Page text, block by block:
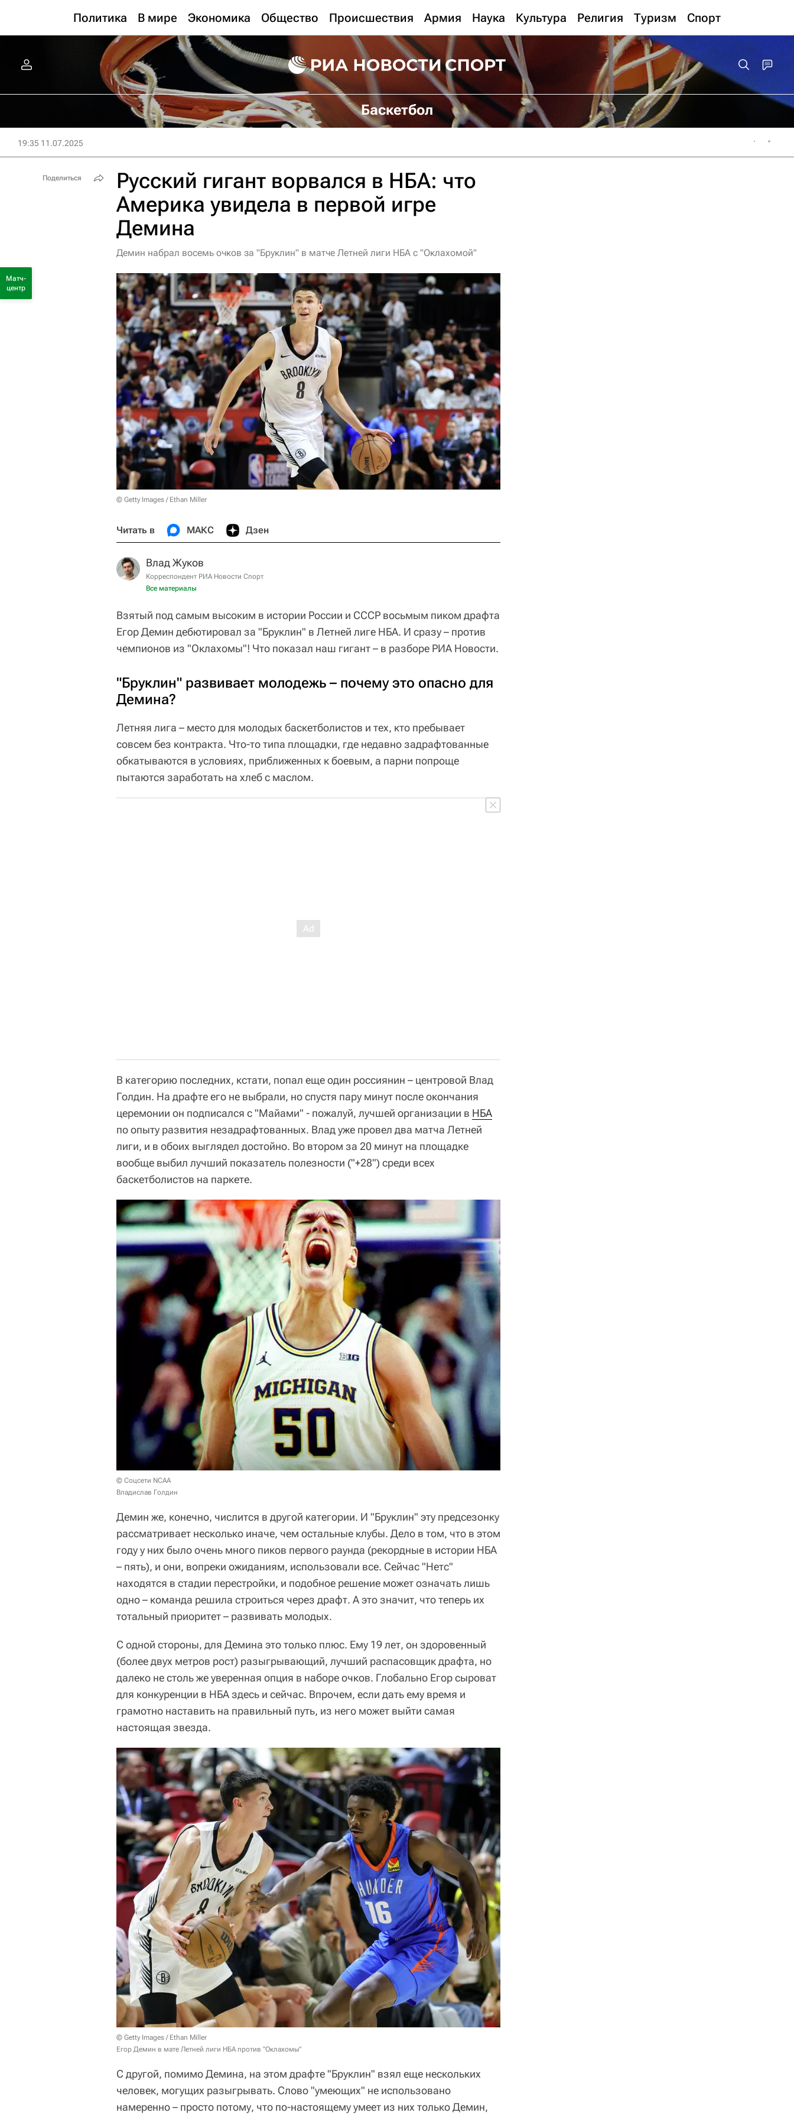
Политика В мире Экономика Общество Происшествия Армия Наука Культура Религия Туризм Спорт
Баскетбол
19:35 11.07.2025
Русский гигант ворвался в НБА: что
Америка увидела в первой игре
Демина
Демин набрал восемь очков за "Бруклин" в матче Летней лиги НБА с "Оклахомой"
© Getty Images / Ethan Miller
Читать в МАКС Дзен
Влад Жуков
Корреспондент РИА Новости Спорт
Все материалы
Взятый под самым высоким в истории России и СССР восьмым пиком драфта
Егор Демин дебютировал за "Бруклин" в Летней лиге НБА. И сразу – против
чемпионов из "Оклахомы"! Что показал наш гигант – в разборе РИА Новости.
"Бруклин" развивает молодежь – почему это опасно для
Демина?
Летняя лига – место для молодых баскетболистов и тех, кто пребывает
совсем без контракта. Что-то типа площадки, где недавно задрафтованные
обкатываются в условиях, приближенных к боевым, а парни попроще
пытаются заработать на хлеб с маслом.
В категорию последних, кстати, попал еще один россиянин – центровой Влад
Голдин. На драфте его не выбрали, но спустя пару минут после окончания
церемонии он подписался с "Майами" - пожалуй, лучшей организации в НБА
по опыту развития незадрафтованных. Влад уже провел два матча Летней
лиги, и в обоих выглядел достойно. Во втором за 20 минут на площадке
вообще выбил лучший показатель полезности ("+28") среди всех
баскетболистов на паркете.
© Соцсети NCAA
Владислав Голдин
Демин же, конечно, числится в другой категории. И "Бруклин" эту предсезонку
рассматривает несколько иначе, чем остальные клубы. Дело в том, что в этом
году у них было очень много пиков первого раунда (рекордные в истории НБА
– пять), и они, вопреки ожиданиям, использовали все. Сейчас "Нетс"
находятся в стадии перестройки, и подобное решение может означать лишь
одно – команда решила строиться через драфт. А это значит, что теперь их
тотальный приоритет – развивать молодых.
С одной стороны, для Демина это только плюс. Ему 19 лет, он здоровенный
(более двух метров рост) разыгрывающий, лучший распасовщик драфта, но
далеко не столь же уверенная опция в наборе очков. Глобально Егор сыроват
для конкуренции в НБА здесь и сейчас. Впрочем, если дать ему время и
грамотно наставить на правильный путь, из него может выйти самая
настоящая звезда.
© Getty Images / Ethan Miller
Егор Демин в мате Летней лиги НБА против "Оклахомы"
С другой, помимо Демина, на этом драфте "Бруклин" взял еще нескольких
человек, могущих разыгрывать. Слово "умеющих" не использовано
намеренно – просто потому, что по-настоящему умеет из них только Демин,
Поделиться
Матч-
центр